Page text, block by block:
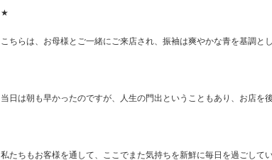
★
こちらは、お母様とご一緒にご来店され、振袖は爽やかな青を基調と
当日は朝も早かったのですが、人生の門出ということもあり、お店を
私たちもお客様を通して、ここでまた気持ちを新鮮に毎日を過ごして